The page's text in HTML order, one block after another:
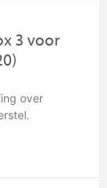
3 voor
over